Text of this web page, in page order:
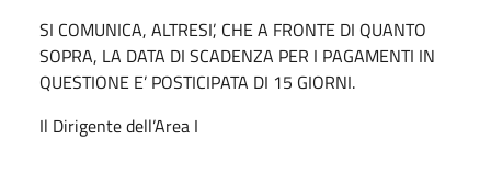
SI COMUNICA, ALTRESI’, CHE A FRONTE DI QUANTO
SOPRA, LA DATA DI SCADENZA PER I PAGAMENTI IN
QUESTIONE E’ POSTICIPATA DI 15 GIORNI.
Il Dirigente dell’Area I